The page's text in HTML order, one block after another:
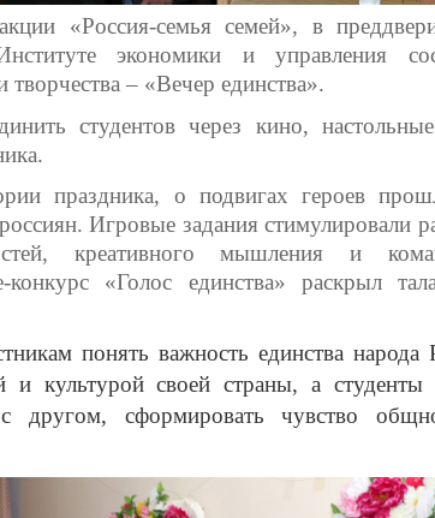
«Россия-семья семей», в
экономики и управления
– «Вечер единства».
студентов через кино,
праздника, о подвигах героев
Игровые задания стимулировали
креативного мышления и
конкурс «Голос единства» раскрыл
понять важность единства народа
и культурой своей страны, а студенты
другом, сформировать чувство